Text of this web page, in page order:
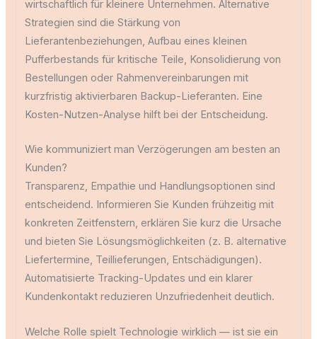
wirtschaftlich für kleinere Unternehmen. Alternative
Strategien sind die Stärkung von
Lieferantenbeziehungen, Aufbau eines kleinen
Pufferbestands für kritische Teile, Konsolidierung von
Bestellungen oder Rahmenvereinbarungen mit
kurzfristig aktivierbaren Backup-Lieferanten. Eine
Kosten-Nutzen-Analyse hilft bei der Entscheidung.
Wie kommuniziert man Verzögerungen am besten an
Kunden?
Transparenz, Empathie und Handlungsoptionen sind
entscheidend. Informieren Sie Kunden frühzeitig mit
konkreten Zeitfenstern, erklären Sie kurz die Ursache
und bieten Sie Lösungsmöglichkeiten (z. B. alternative
Liefertermine, Teillieferungen, Entschädigungen).
Automatisierte Tracking-Updates und ein klarer
Kundenkontakt reduzieren Unzufriedenheit deutlich.
Welche Rolle spielt Technologie wirklich — ist sie ein